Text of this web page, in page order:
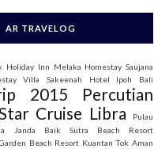
AR TRAVELOG
Holiday Inn Melaka Homestay Saujana
Villa Sakeenah Hotel Ipoh Bali
2015
Percutian
Cruise Libra
Pulau
Janda Baik
Sutra Beach Resort
Beach Resort Kuantan Tok Aman